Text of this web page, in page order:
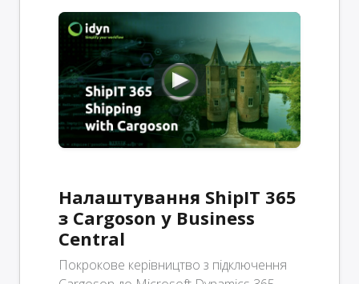
Налаштування ShipIT 365
з Cargoson у Business
Central
Покрокове керівництво з підключення